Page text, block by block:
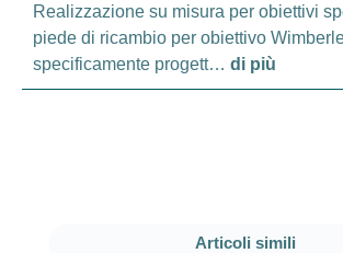
Realizzazione su misura per obiettivi
piede di ricambio per obiettivo
specificamente progett… di più
Salta la galleria dei prodotti
Articoli simili